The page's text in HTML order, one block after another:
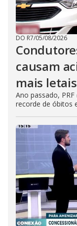
DO R7/05/08/2026
causam
mais letais
Ano passado,
recorde de óbitos